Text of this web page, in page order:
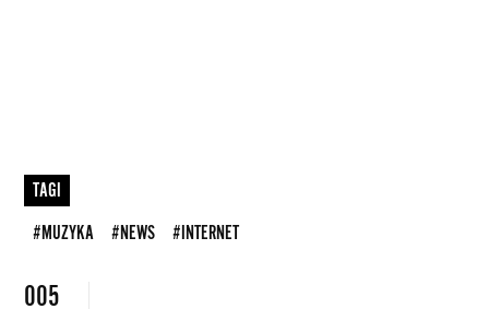
TAGI
#MUZYKA #NEWS #INTERNET
005